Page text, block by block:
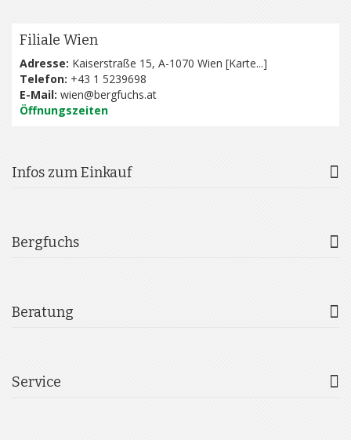
Filiale Wien
Adresse: Kaiserstraße 15, A-1070 Wien [Karte...]
Telefon: +43 1 5239698
E-Mail: wien@bergfuchs.at
Öffnungszeiten
Infos zum Einkauf
Bergfuchs
Beratung
Service